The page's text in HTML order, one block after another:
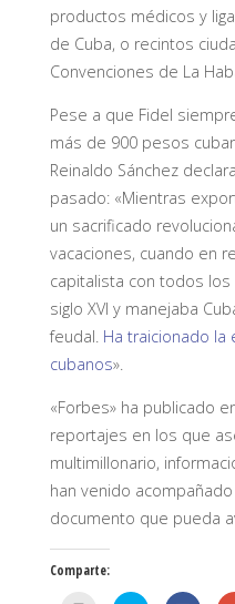
productos médicos y
de Cuba, o recintos
Convenciones de La
Pese a que Fidel
más de 900 pesos
Reinaldo Sánchez
pasado: «Mientras
un sacrificado
vacaciones, cuando en
capitalista con todos
siglo XVI y manejaba
feudal. Ha traicionado
cubanos».
«Forbes» ha publicado
reportajes en los que
multimillonario,
han venido
documento que pueda
Comparte: